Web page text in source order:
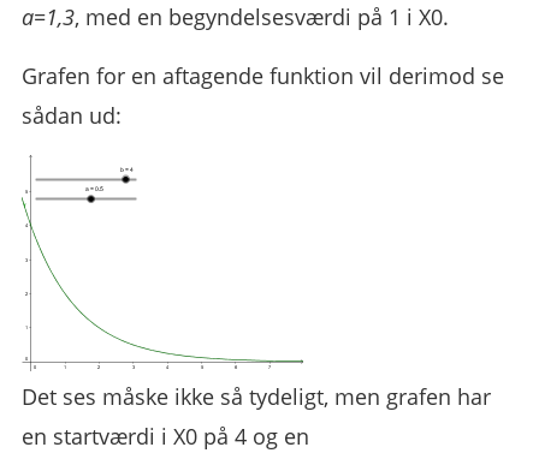
a=1,3, med en begyndelsesværdi på 1 i X0.
Grafen for en aftagende funktion vil derimod se
sådan ud:
Det ses måske ikke så tydeligt, men grafen har
en startværdi i X0 på 4 og en